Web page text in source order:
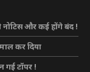
नोटिस और कई होंगे बंद !
कर दिया
गई टॉपर !